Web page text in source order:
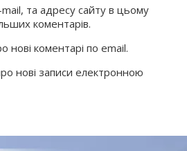
та адресу сайту в цьому
коментарів.
нові коментарі по email.
нові записи електронною